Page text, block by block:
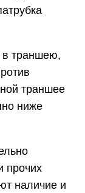
в траншею,
траншее
ниже
прочих
наличие и